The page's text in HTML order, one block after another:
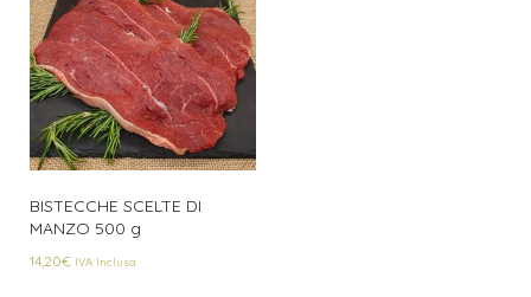
BISTECCHE SCELTE DI
MANZO 500 g
14,20€ IVA Inclusa